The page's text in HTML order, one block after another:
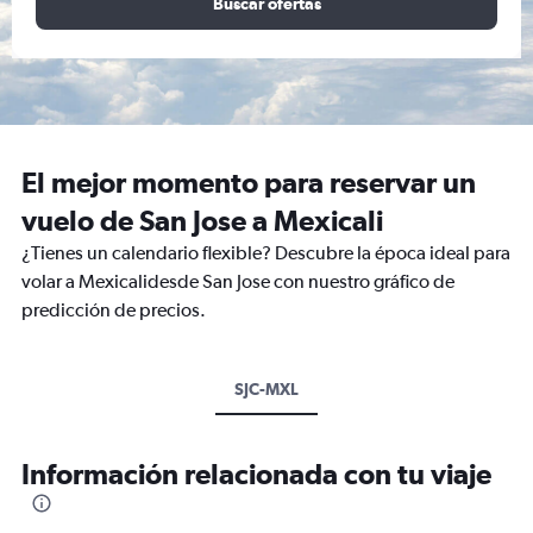
El mejor momento para reservar un
vuelo de San Jose a Mexicali
¿Tienes un calendario flexible? Descubre la época ideal para
volar a Mexicalidesde San Jose con nuestro gráfico de
predicción de precios.
SJC-MXL
Información relacionada con tu viaje